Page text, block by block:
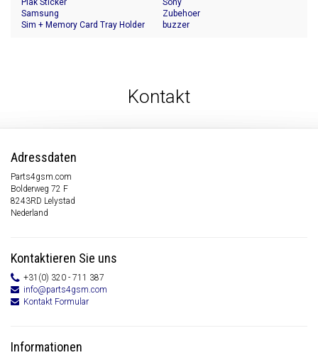
Plak Sticker
Samsung
Sim + Memory Card Tray Holder
Sony
Zubehoer
buzzer
Kontakt
Adressdaten
Parts4gsm.com
Bolderweg 72 F
8243RD Lelystad
Nederland
Kontaktieren Sie uns
+31(0) 320 - 711 387
info@parts4gsm.com
Kontakt Formular
Informationen